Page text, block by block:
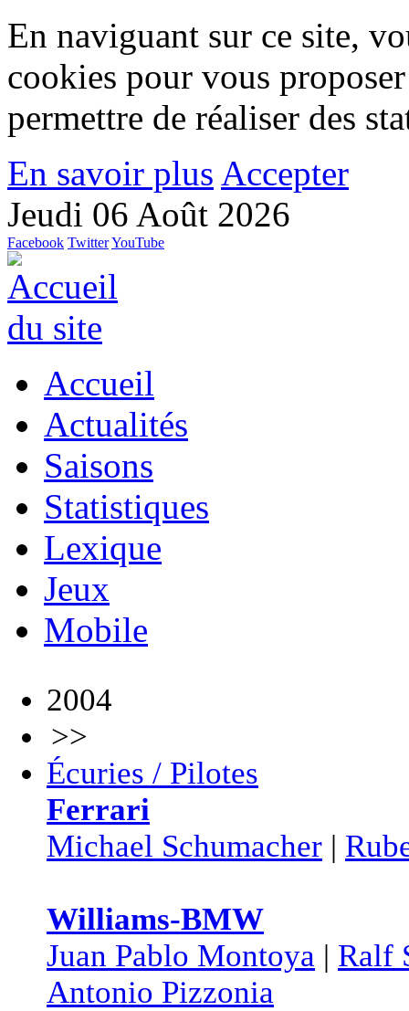
En naviguant sur ce site,
cookies pour vous
permettre de réaliser des
En savoir plus Accepter
Jeudi 06 Août 2026
Facebook TwitterYouTube
Accueil
Actualités
Saisons
Statistiques
Lexique
Jeux
Mobile
2004
>>
Écuries / Pilotes
Ferrari
Michael Schumacher |
Williams-BMW
Juan Pablo Montoya | Ralf
Antonio Pizzonia